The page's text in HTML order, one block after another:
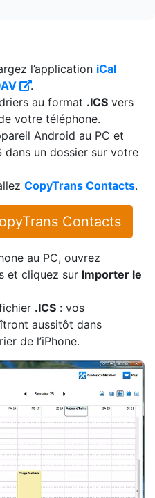
l’application iCal
.
au format .ICS vers
votre téléphone.
Android au PC et
dans un dossier sur votre
CopyTrans Contacts.
Contacts
au PC, ouvrez
et cliquez sur Importer le
.ICS : vos
aussitôt dans
de l’iPhone.